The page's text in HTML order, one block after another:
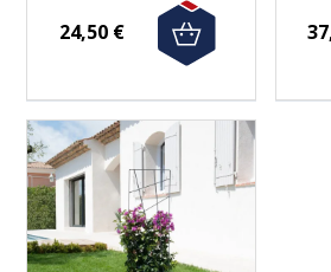
24,50 €